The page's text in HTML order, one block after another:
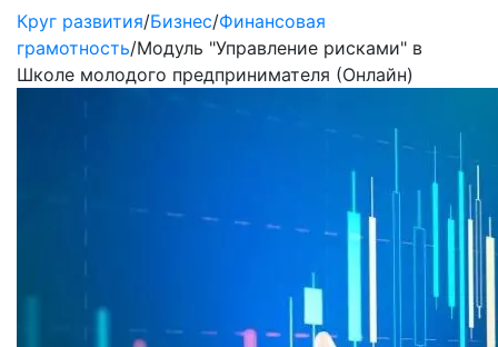
Круг развития/Бизнес/Финансовая
грамотность/Модуль "Управление рисками" в
Школе молодого предпринимателя (Онлайн)